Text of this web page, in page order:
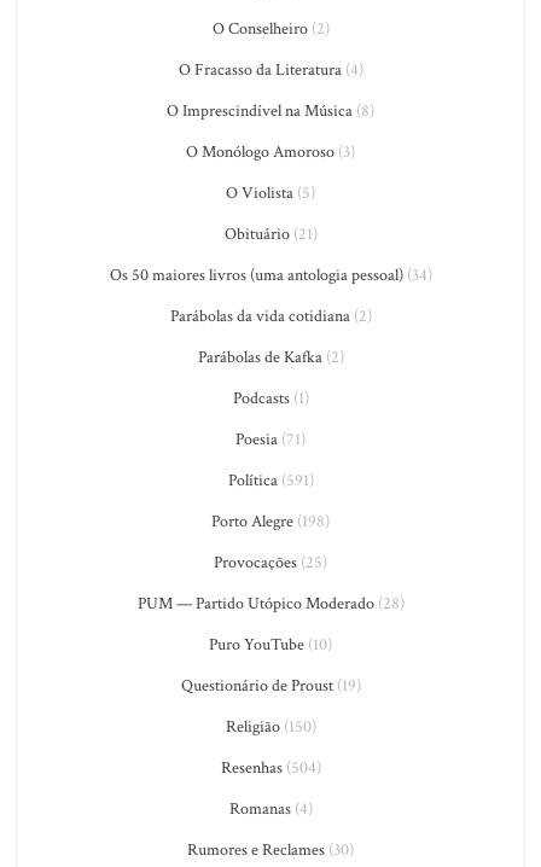
O Conselheiro(2)
O Fracasso da Literatura(4)
O Imprescindível na Música (8)
O Monólogo Amoroso (3)
O Violista (5)
Obituário(21)
Os 50 maiores livros (uma antologia pessoal)(34)
Parábolas da vida cotidiana(2)
Parábolas de Kafka(2)
Podcasts(1)
Poesia (71)
Política(591)
Porto Alegre (198)
Provocações (25)
PUM — Partido Utópico Moderado(28)
Puro YouTube (10)
Questionário de Proust(19)
Religião(150)
Resenhas(504)
Romanas(4)
Rumores e Reclames (30)